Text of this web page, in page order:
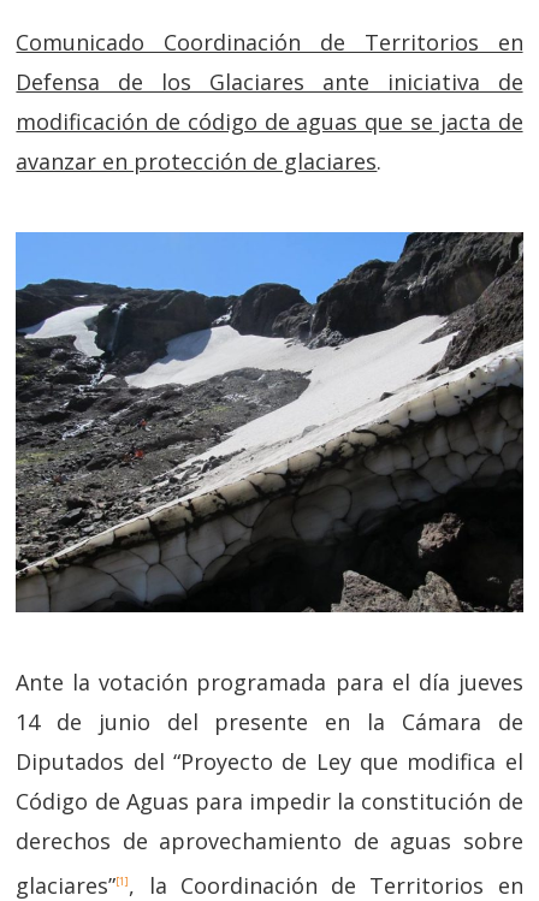
Comunicado Coordinación de Territorios en
Defensa de los Glaciares ante iniciativa de
modificación de código de aguas que se jacta de
avanzar en protección de glaciares.
Ante la votación programada para el día jueves
14 de junio del presente en la Cámara de
Diputados del “Proyecto de Ley que modifica el
Código de Aguas para impedir la constitución de
derechos de aprovechamiento de aguas sobre
glaciares”[1], la Coordinación de Territorios en